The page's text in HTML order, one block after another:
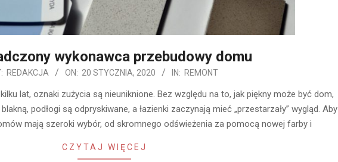
wykonawca przebudowy domu
REDAKCJA ON: 20 STYCZNIA, 2020 IN: REMONT
lat, oznaki zużycia są nieuniknione. Bez względu na to, jak piękny może być dom,
podłogi są odpryskiwane, a łazienki zaczynają mieć „przestarzały” wygląd. Aby
mają szeroki wybór, od skromnego odświeżenia za pomocą nowej farby i
CZYTAJ WIĘCEJ